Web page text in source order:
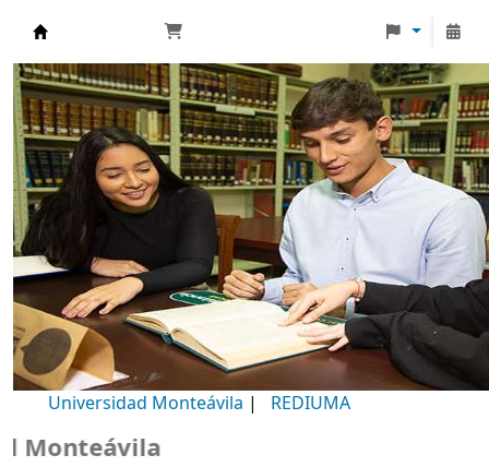
Biblioteca Universidad Monteávila
Universidad Monteávila | REDIUMA